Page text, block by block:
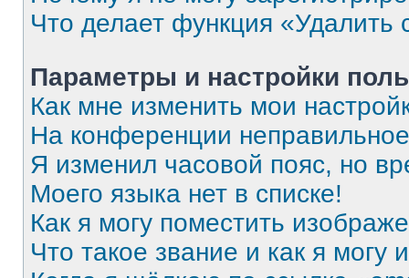
Что делает функция
Параметры и настройки
Как мне изменить мои
На конференции
Я изменил часовой пояс, но
Моего языка нет в списке!
Как я могу поместить
Что такое звание и как я могу